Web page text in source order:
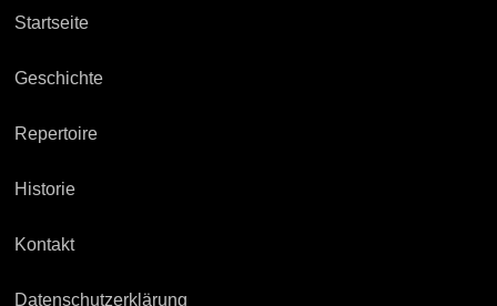
Startseite
Geschichte
Repertoire
Historie
Kontakt
Datenschutzerklärung